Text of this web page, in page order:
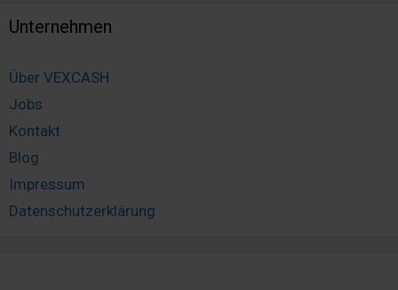
Unternehmen
Über VEXCASH
Jobs
Kontakt
Blog
Impressum
Datenschutzerklärung